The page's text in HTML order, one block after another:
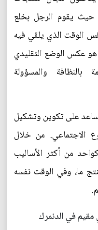
حيث يقوم الرجل بخلع
الوقت الذي يلقي فيه
هو عكس الوضع التقليدي
بالنظافة والمسؤولة
على تكوين وتشكيل
الاجتماعي. من خلال
من أكثر الأساليب
ما، وفي الوقت نفسه
في الدنمرك